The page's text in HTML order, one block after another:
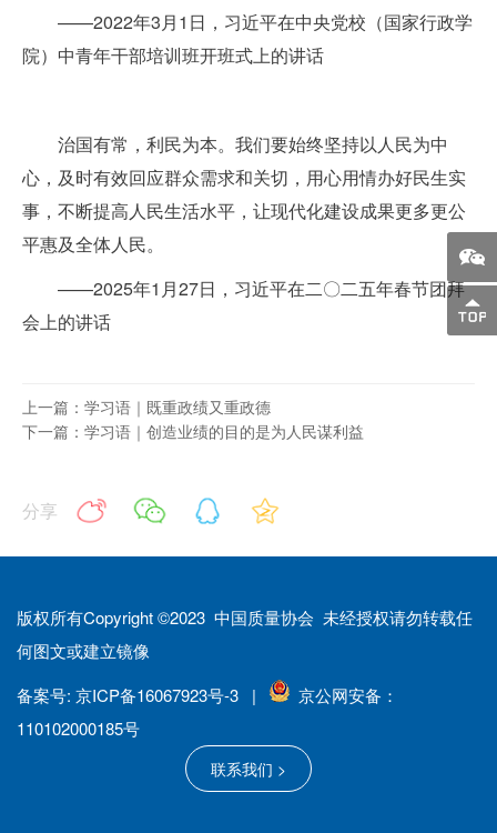
——2022年3月1日，习近平在中央党校（国家行政学
院）中青年干部培训班开班式上的讲话
治国有常，利民为本。我们要始终坚持以人民为中
心，及时有效回应群众需求和关切，用心用情办好民生实
事，不断提高人民生活水平，让现代化建设成果更多更公
平惠及全体人民。
——2025年1月27日，习近平在二〇二五年春节团拜
会上的讲话
上一篇：学习语｜既重政绩又重政德
下一篇：学习语｜创造业绩的目的是为人民谋利益
分享
版权所有Copyright ©2023 中国质量协会 未经授权请勿转载任
何图文或建立镜像
备案号: 京ICP备16067923号-3 |
京公网安备：
110102000185号
联系我们 >